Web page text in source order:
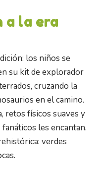
a la era
los niños se
su kit de explorador
cruzando la
en el camino.
retos físicos suaves y
les encantan.
verdes